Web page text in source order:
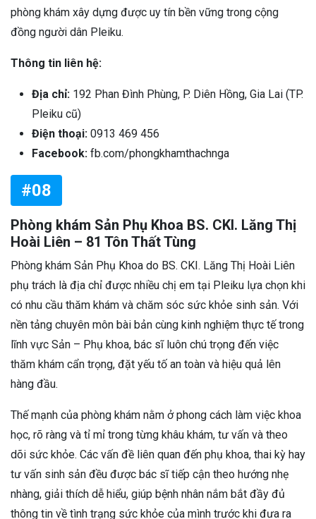
phòng khám xây dựng được uy tín bền vững trong cộng
đồng người dân Pleiku.
Thông tin liên hệ:
Địa chỉ: 192 Phan Đình Phùng, P. Diên Hồng, Gia Lai (TP.
Pleiku cũ)
Điện thoại: 0913 469 456
Facebook: fb.com/phongkhamthachnga
#08
Phòng khám Sản Phụ Khoa BS. CKI. Lăng Thị
Hoài Liên – 81 Tôn Thất Tùng
Phòng khám Sản Phụ Khoa do BS. CKI. Lăng Thị Hoài Liên
phụ trách là địa chỉ được nhiều chị em tại Pleiku lựa chọn khi
có nhu cầu thăm khám và chăm sóc sức khỏe sinh sản. Với
nền tảng chuyên môn bài bản cùng kinh nghiệm thực tế trong
lĩnh vực Sản – Phụ khoa, bác sĩ luôn chú trọng đến việc
thăm khám cẩn trọng, đặt yếu tố an toàn và hiệu quả lên
hàng đầu.
Thế mạnh của phòng khám nằm ở phong cách làm việc khoa
học, rõ ràng và tỉ mỉ trong từng khâu khám, tư vấn và theo
dõi sức khỏe. Các vấn đề liên quan đến phụ khoa, thai kỳ hay
tư vấn sinh sản đều được bác sĩ tiếp cận theo hướng nhẹ
nhàng, giải thích dễ hiểu, giúp bệnh nhân nắm bắt đầy đủ
thông tin về tình trạng sức khỏe của mình trước khi đưa ra